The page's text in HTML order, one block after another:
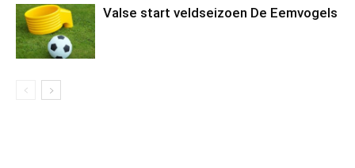
Valse start veldseizoen De Eemvogels